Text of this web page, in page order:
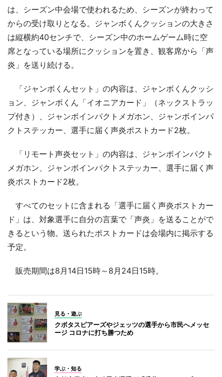
は、シーズン中会場で使われるため、シーズンが終わって
からの受け取りとなる。ジャンボくんクッションの大きさ
は縦横約40センチで、シーズン中のホームゲーム時に空
席となっている場所にクッションを置き、観客席から「声
炎」を送り続ける。
「ジャンボくんセット」の内容は、ジャンボくんクッシ
ョン、ジャンボくん「イオニアカード」（ネックストラッ
プ付き）、ジャンボインパクトメガホン、ジャンボインパ
クトステッカー、選手に届く声炎ポストカード2枚。
「リモート声炎セット」の内容は、ジャンボインパクト
メガホン、ジャンボインパクトステッカー、選手に届く声
炎ポストカード2枚。
すべてのセットに含まれる「選手に届く声炎ポストカー
ド」は、対象選手に自分の言葉で「声炎」を送ることがで
きるという物。送られたポストカードは会場内に掲示する
予定。
販売期間は8月14日15時～8月24日15時。
見る・遊ぶ
クボタスピアーズやジェッツの選手から市民へメッセ
ージ コロナに打ち勝つため
学ぶ・知る